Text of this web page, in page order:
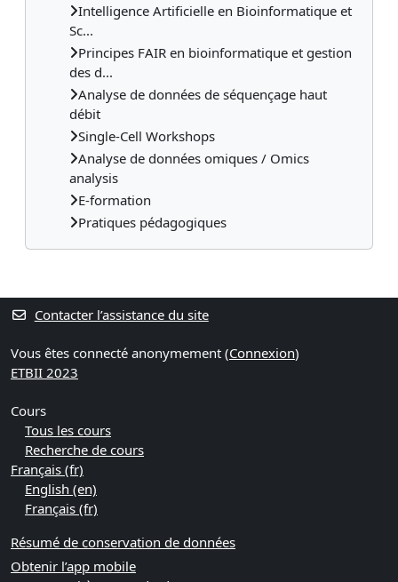
Intelligence Artificielle en Bioinformatique et
Sc...
Principes FAIR en bioinformatique et gestion
des d...
Analyse de données de séquençage haut
débit
Single-Cell Workshops
Analyse de données omiques / Omics
analysis
E-formation
Pratiques pédagogiques
Contacter l’assistance du site
Vous êtes connecté anonymement (Connexion)
ETBII 2023
Cours
Tous les cours
Recherche de cours
Français ‎(fr)‎
English ‎(en)‎
Français ‎(fr)‎
Résumé de conservation de données
Obtenir l’app mobile